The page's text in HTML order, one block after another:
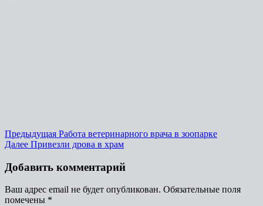
Предыдущая Работа ветеринарного врача в зоопарке
Далее Привезли дрова в храм
Добавить комментарий
Ваш адрес email не будет опубликован. Обязательные поля
помечены *